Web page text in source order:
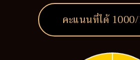
คะแนนที่ได้ 1000